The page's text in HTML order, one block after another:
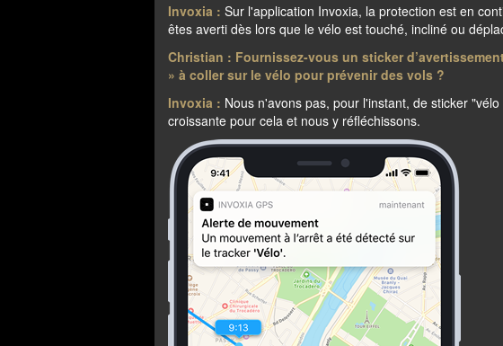
Invoxia : Sur l'application Invoxia, la protection est en
êtes averti dès lors que le vélo est touché, incliné ou
Christian : Fournissez-vous un sticker
» à coller sur le vélo pour prévenir des vols ?
Invoxia : Nous n'avons pas, pour l'instant, de sticker
croissante pour cela et nous y réfléchissons.